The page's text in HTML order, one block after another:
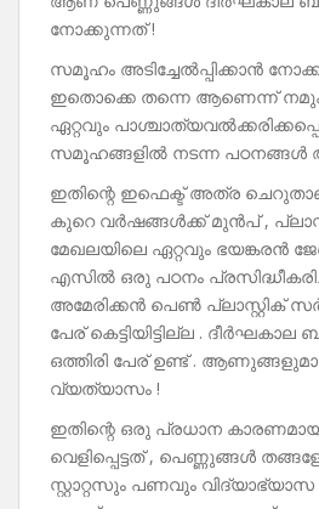
നോക്കുന്നത് !
സമൂഹം അടിച്ചേൽപ്പിക്കാൻ
ഇതൊക്കെ തന്നെ ആണെന്ന്
ഏറ്റവും
സമൂഹങ്ങളിൽ നടന്ന പഠനങ്ങൾ
ഇതിന്റെ ഇഫെക്ട് അത്ര
കുറെ വർഷങ്ങൾക്ക് മുൻപ് ,
മേഖലയിലെ ഏറ്റവും
എസിൽ ഒരു പഠനം
അമേരിക്കൻ പെൺ പ്ലാസ്റ്റിക്
പേര് കെട്ടിയിട്ടില്ല .
ഒത്തിരി പേര് ഉണ്ട് .
വ്യത്യാസം !
ഇതിന്റെ ഒരു പ്രധാന
വെളിപ്പെട്ടത് , പെണ്ണുങ്ങൾ
സ്റ്റാറ്റസും പണവും വിദ്യാഭ്യാസ